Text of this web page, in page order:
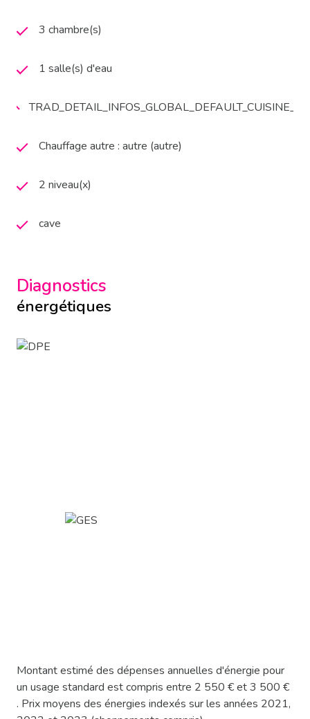
3 chambre(s)
1 salle(s) d'eau
Chauffage autre : autre (autre)
2 niveau(x)
cave
Diagnostics
énergétiques
Montant estimé des dépenses annuelles d'énergie pour
un usage standard est compris entre 2 550 € et 3 500 €
. Prix moyens des énergies indexés sur les années 2021,